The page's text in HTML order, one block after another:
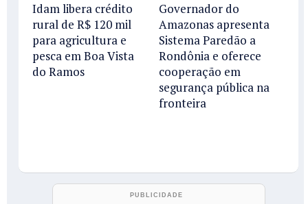
Idam libera crédito
rural de R$ 120 mil
para agricultura e
pesca em Boa Vista
do Ramos
Governador do
Amazonas apresenta
Sistema Paredão a
Rondônia e oferece
cooperação em
segurança pública na
fronteira